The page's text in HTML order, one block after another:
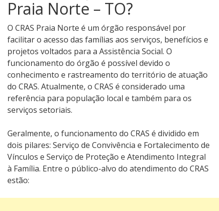
Praia Norte – TO?
O CRAS Praia Norte é um órgão responsável por
facilitar o acesso das famílias aos serviços, benefícios e
projetos voltados para a Assistência Social. O
funcionamento do órgão é possível devido o
conhecimento e rastreamento do território de atuação
do CRAS. Atualmente, o CRAS é considerado uma
referência para população local e também para os
serviços setoriais.
Geralmente, o funcionamento do CRAS é dividido em
dois pilares: Serviço de Convivência e Fortalecimento de
Vínculos e Serviço de Proteção e Atendimento Integral
à Família. Entre o público-alvo do atendimento do CRAS
estão: